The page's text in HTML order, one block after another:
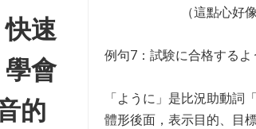
快速
學會
的
（這點心好像很好
例句7：試験に合格するよ
「ように」是比況助動詞
體形後面，表示目的、目